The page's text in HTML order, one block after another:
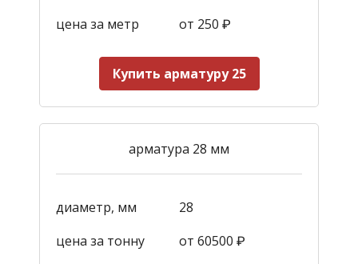
цена за метр
от 250 ₽
Купить арматуру 25
арматура 28 мм
диаметр, мм
28
цена за тонну
от 60500 ₽